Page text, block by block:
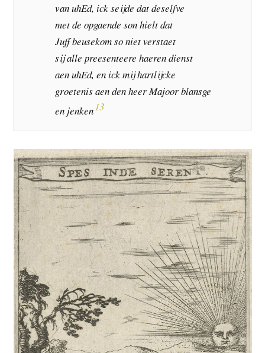
van uhEd, ick seijde dat deselfve
met de opgaende son hielt dat
Juff beusekom so niet verstaet
sij alle preesenteere haeren dienst
aen uhEd, en ick mij hartlijcke
groetenis aen den heer Majoor blansge
en jenken13